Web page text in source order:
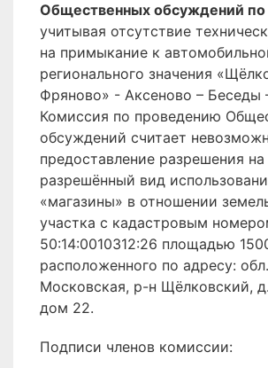
Общественных обсуждений по
учитывая отсутствие
на примыкание к
регионального значения
Фряново» - Аксеново – Беседы
Комиссия по проведению
обсуждений считает
предоставление разрешения на
разрешённый вид
«магазины» в отношении
участка с кадастровым
50:14:0010312:26 площадью
расположенного по адресу: обл.
Московская, р-н Щёлковский,
дом 22.
Подписи членов комиссии: